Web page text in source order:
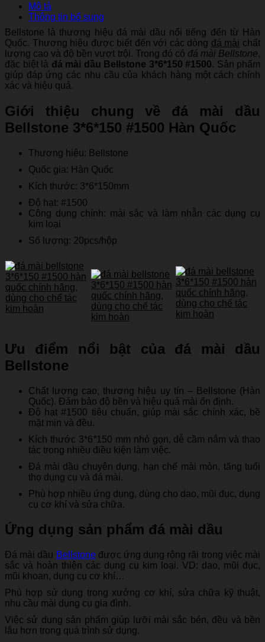
Mô tả
Thông tin bổ sung
Bellstone là thương hiệu đá mài dầu nổi tiếng đến từ Hàn
Quốc. Thương hiệu được biết đến với các dòng đá mài chất
lượng cao và độ bền vượt trội. Trong đó có đá mài Bellstone,
đặc biệt là đá mài dầu Bellstone 3*6*150 #1500. Sản phẩm
giúp đáp ứng các nhu cầu của khách hàng một cách chính
xác và hiệu quả.
Giới thiệu chung về đá mài dầu
Bellstone 3*6*150 #1500 Hàn Quốc
Thương hiệu: Bellstone
Quốc gia: Hàn Quốc
Kích thước: 3*6*150mm
Độ hạt: #1500
Công dụng chính: mài sắc và làm nhẵn các dụng cụ
kim loại
Số lượng: 20pcs/hộp
Ưu điểm nổi bật của đá mài dầu
Bellstone
Chất lượng cao, thương hiệu uy tín – Bellstone (Hàn
Quốc). Đảm bảo độ bền và hiệu quả mài ổn định.
Độ hạt #1500 tiêu chuẩn, giúp mài sắc chính xác, bề
mặt mịn và đều.
Kích thước 3*6*150 mm nhỏ gọn, dễ cầm nắm và thao
tác trong nhiều điều kiện làm việc.
Đá mài dầu chuyên dụng, hạn chế mài mòn, tăng tuổi
thọ dụng cụ và đá mài.
Phù hợp nhiều ứng dụng, dùng cho dao, mũi đục, dụng
cụ cơ khí và sửa chữa.
Ứng dụng sản phẩm đá mài dầu
Đá mài dầu Bellstoneđược ứng dụng rộng rãi trong việc mài
sắc và hoàn thiện các dụng cụ kim loại. VD: dao, mũi đục,
mũi khoan, dụng cụ cơ khí…
Phù hợp sử dụng trong xưởng cơ khí, sửa chữa kỹ thuật,
nhu cầu mài dụng cụ gia đình.
Việc sử dụng sản phẩm giúp lưỡi mài sắc bén, đều và bền
lâu hơn trong quá trình sử dụng.